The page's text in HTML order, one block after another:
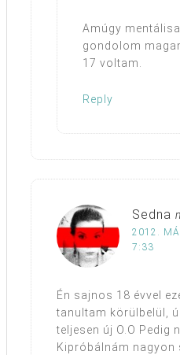
Amúgy
gondolom
17 voltam.
Reply
Sedna
2012.
7:33
Én sajnos 18 évvel
tanultam körülbelül,
teljesen új O.O Pedig
Kipróbálnám nagyon